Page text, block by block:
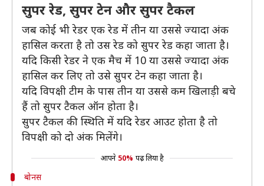
सुपर रेड, सुपर टेन और सुपर टैकल
जब कोई भी रेडर एक रेड में तीन या उससे ज्यादा अंक
हासिल करता है तो उस रेड को सुपर रेड कहा जाता है।
यदि किसी रेडर ने एक मैच में 10 या उससे ज्यादा अंक
हासिल कर लिए तो उसे सुपर टेन कहा जाता है।
यदि विपक्षी टीम के पास तीन या उससे कम खिलाड़ी बचे
हैं तो सुपर टैकल ऑन होता है।
सुपर टैकल की स्थिति में यदि रेडर आउट होता है तो
विपक्षी को दो अंक मिलेंगे।
आपने 50% पढ़ लिया है
बोनस